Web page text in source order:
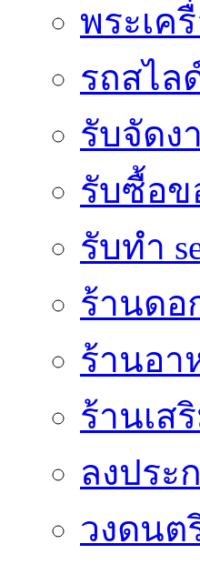
พระเค
รถสไล
รับจัดง
รับซื้อข
รับทำ
ร้านดอ
ร้านอา
ร้านเส
ลงประ
วงดนต